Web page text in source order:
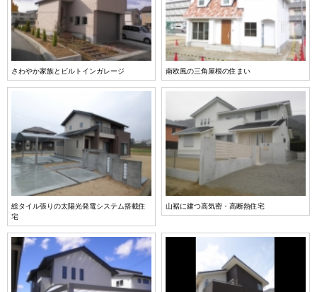
さわやか家族とビルトインガレージ 南欧風の三角屋根の住まい
総タイル張りの太陽光発電システム搭載住
宅
山裾に建つ高気密・高断熱住宅